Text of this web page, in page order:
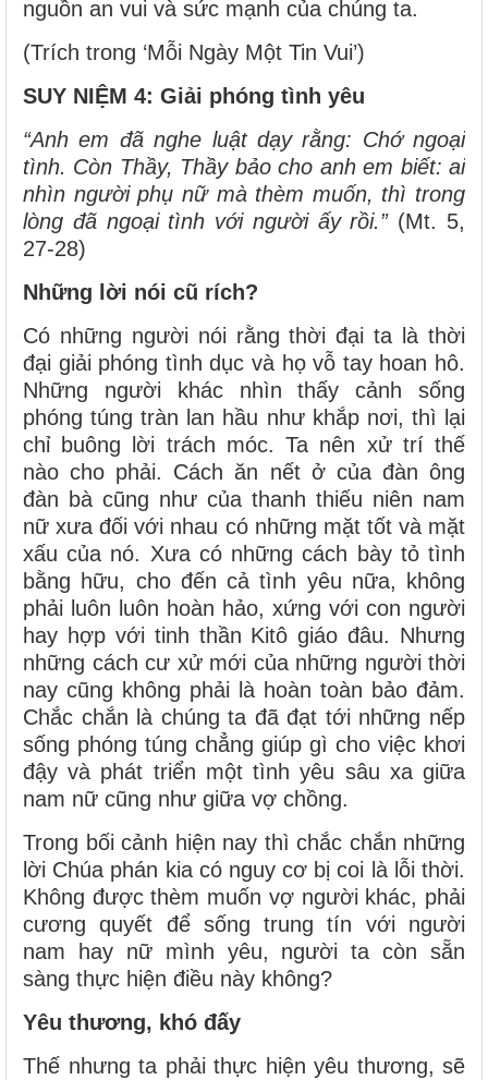
nguồn an vui và sức mạnh của chúng ta.
(Trích trong ‘Mỗi Ngày Một Tin Vui’)
SUY NIỆM 4: Giải phóng tình yêu
“Anh em đã nghe luật dạy rằng: Chớ ngoại
tình. Còn Thầy, Thầy bảo cho anh em biết: ai
nhìn người phụ nữ mà thèm muốn, thì trong
lòng đã ngoại tình với người ấy rồi.”(Mt. 5,
27-28)
Những lời nói cũ rích?
Có những người nói rằng thời đại ta là thời
đại giải phóng tình dục và họ vỗ tay hoan hô.
Những người khác nhìn thấy cảnh sống
phóng túng tràn lan hầu như khắp nơi, thì lại
chỉ buông lời trách móc. Ta nên xử trí thế
nào cho phải. Cách ăn nết ở của đàn ông
đàn bà cũng như của thanh thiếu niên nam
nữ xưa đối với nhau có những mặt tốt và mặt
xấu của nó. Xưa có những cách bày tỏ tình
bằng hữu, cho đến cả tình yêu nữa, không
phải luôn luôn hoàn hảo, xứng với con người
hay hợp với tinh thần Kitô giáo đâu. Nhưng
những cách cư xử mới của những người thời
nay cũng không phải là hoàn toàn bảo đảm.
Chắc chắn là chúng ta đã đạt tới những nếp
sống phóng túng chẳng giúp gì cho việc khơi
đậy và phát triển một tình yêu sâu xa giữa
nam nữ cũng như giữa vợ chồng.
Trong bối cảnh hiện nay thì chắc chắn những
lời Chúa phán kia có nguy cơ bị coi là lỗi thời.
Không được thèm muốn vợ người khác, phải
cương quyết để sống trung tín với người
nam hay nữ mình yêu, người ta còn sẵn
sàng thực hiện điều này không?
Yêu thương, khó đấy
Thế nhưng ta phải thực hiện yêu thương, sẽ